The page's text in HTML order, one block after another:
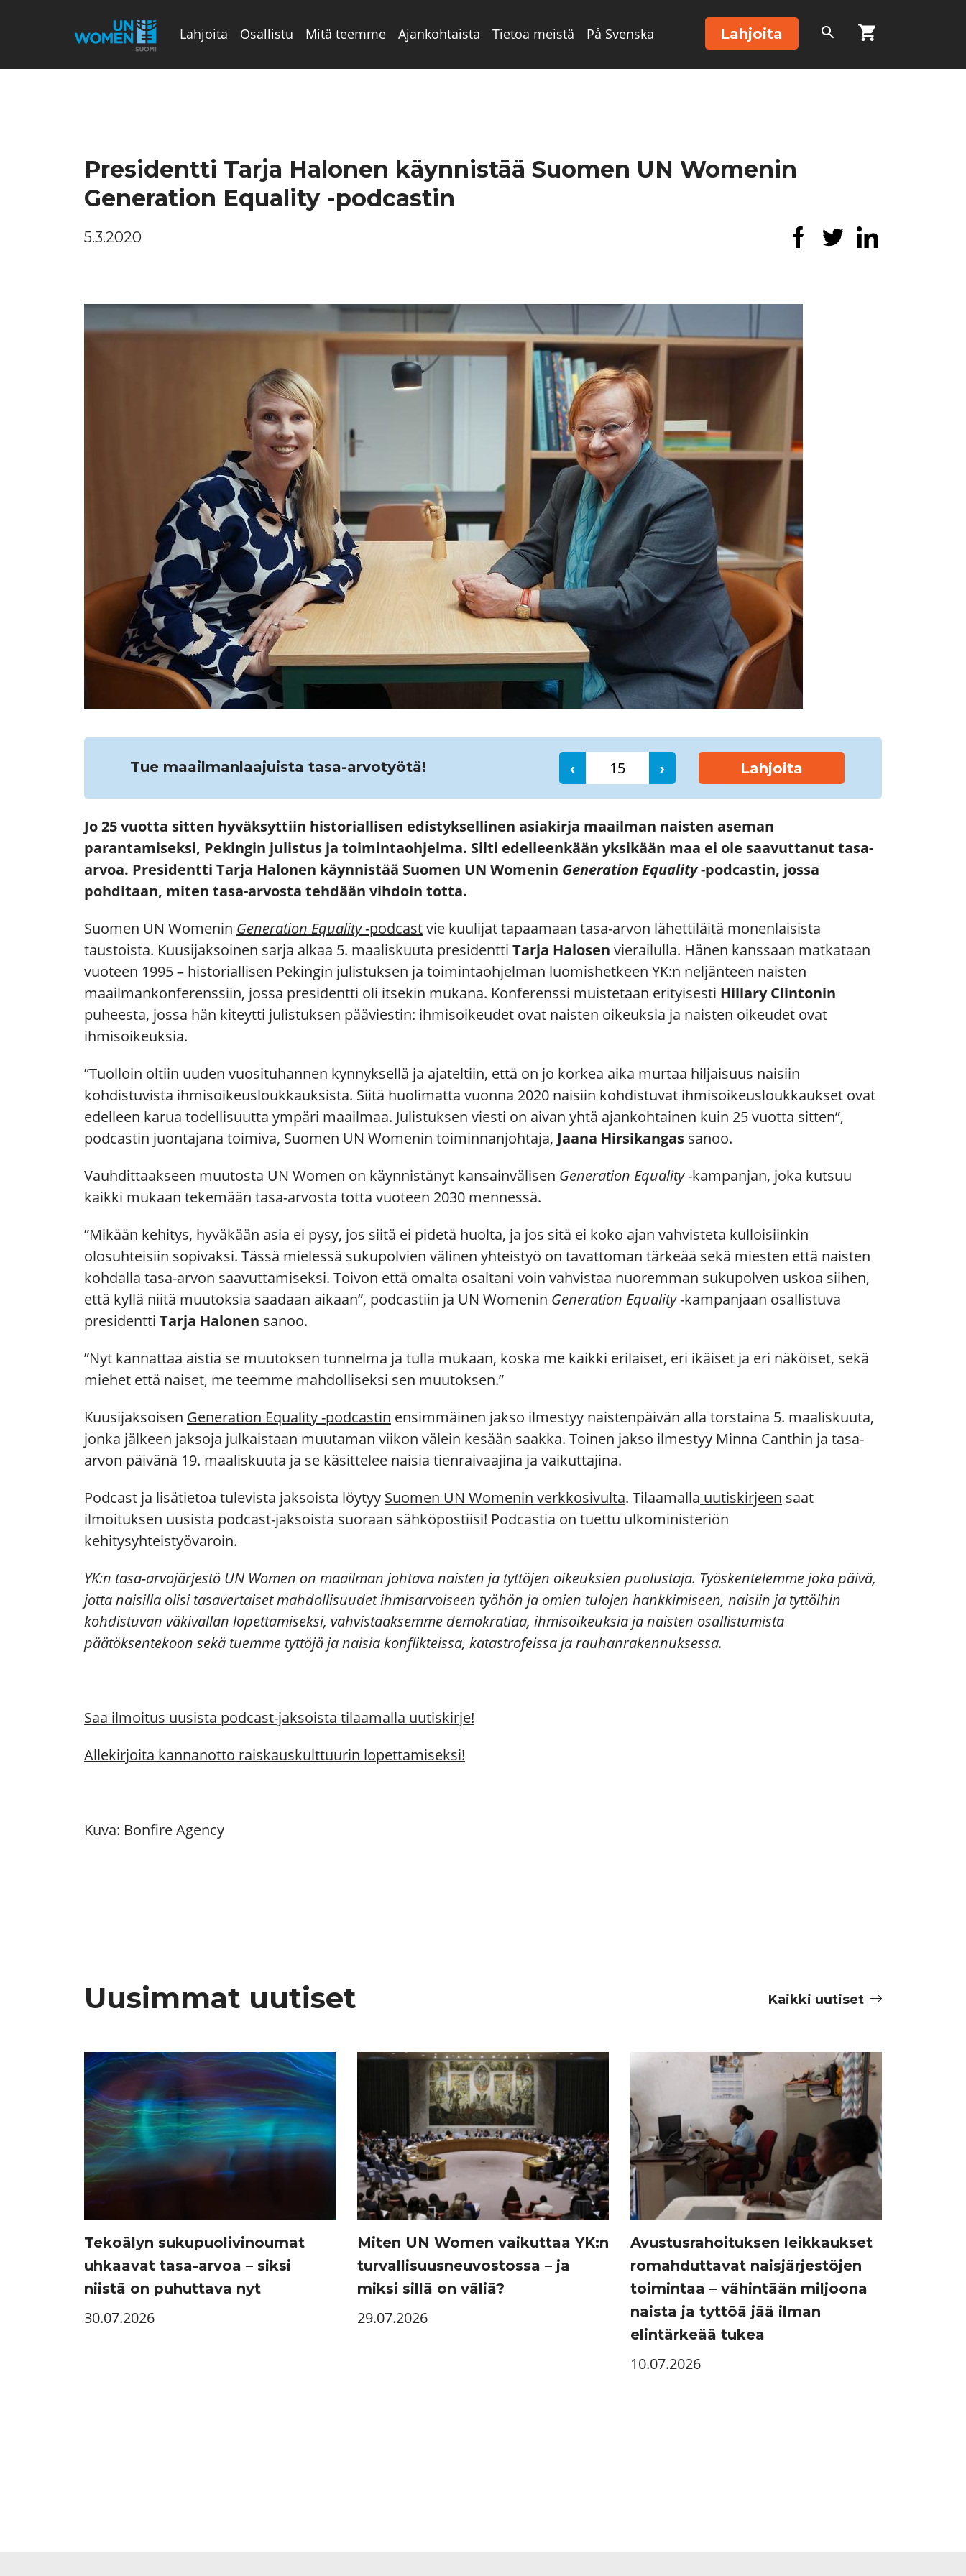
Lahjoita Osallistu Mitä teemme Ajankohtaista Tietoa meistä På Svenska Lahjoita
Presidentti Tarja Halonen käynnistää Suomen UN Womenin
Generation Equality -podcastin
5.3.2020
Tue maailmanlaajuista tasa-arvotyötä! ‹ › Lahjoita
Jo 25 vuotta sitten hyväksyttiin historiallisen edistyksellinen asiakirja maailman naisten aseman
parantamiseksi, Pekingin julistus ja toimintaohjelma. Silti edelleenkään yksikään maa ei ole saavuttanut tasa-
arvoa. Presidentti Tarja Halonen käynnistää Suomen UN Womenin Generation Equality-podcastin, jossa
pohditaan, miten tasa-arvosta tehdään vihdoin totta.
Suomen UN Womenin Generation Equality-podcastvie kuulijat tapaamaan tasa-arvon lähettiläitä monenlaisista
taustoista. Kuusijaksoinen sarja alkaa 5. maaliskuuta presidentti Tarja Halosen vierailulla. Hänen kanssaan matkataan
vuoteen 1995 – historiallisen Pekingin julistuksen ja toimintaohjelman luomishetkeen YK:n neljänteen naisten
maailmankonferenssiin, jossa presidentti oli itsekin mukana. Konferenssi muistetaan erityisesti Hillary Clintonin
puheesta, jossa hän kiteytti julistuksen pääviestin: ihmisoikeudet ovat naisten oikeuksia ja naisten oikeudet ovat
ihmisoikeuksia.
”Tuolloin oltiin uuden vuosituhannen kynnyksellä ja ajateltiin, että on jo korkea aika murtaa hiljaisuus naisiin
kohdistuvista ihmisoikeusloukkauksista. Siitä huolimatta vuonna 2020 naisiin kohdistuvat ihmisoikeusloukkaukset ovat
edelleen karua todellisuutta ympäri maailmaa. Julistuksen viesti on aivan yhtä ajankohtainen kuin 25 vuotta sitten”,
podcastin juontajana toimiva, Suomen UN Womenin toiminnanjohtaja, Jaana Hirsikangas sanoo.
Vauhdittaakseen muutosta UN Women on käynnistänyt kansainvälisen Generation Equality-kampanjan, joka kutsuu
kaikki mukaan tekemään tasa-arvosta totta vuoteen 2030 mennessä.
”Mikään kehitys, hyväkään asia ei pysy, jos siitä ei pidetä huolta, ja jos sitä ei koko ajan vahvisteta kulloisiinkin
olosuhteisiin sopivaksi. Tässä mielessä sukupolvien välinen yhteistyö on tavattoman tärkeää sekä miesten että naisten
kohdalla tasa-arvon saavuttamiseksi. Toivon että omalta osaltani voin vahvistaa nuoremman sukupolven uskoa siihen,
että kyllä niitä muutoksia saadaan aikaan”, podcastiin ja UN Womenin Generation Equality-kampanjaan osallistuva
presidentti Tarja Halonen sanoo.
”Nyt kannattaa aistia se muutoksen tunnelma ja tulla mukaan, koska me kaikki erilaiset, eri ikäiset ja eri näköiset, sekä
miehet että naiset, me teemme mahdolliseksi sen muutoksen.”
Kuusijaksoisen Generation Equality -podcastin ensimmäinen jakso ilmestyy naistenpäivän alla torstaina 5. maaliskuuta,
jonka jälkeen jaksoja julkaistaan muutaman viikon välein kesään saakka. Toinen jakso ilmestyy Minna Canthin ja tasa-
arvon päivänä 19. maaliskuuta ja se käsittelee naisia tienraivaajina ja vaikuttajina.
Podcast ja lisätietoa tulevista jaksoista löytyy Suomen UN Womenin verkkosivulta. Tilaamalla uutiskirjeen saat
ilmoituksen uusista podcast-jaksoista suoraan sähköpostiisi! Podcastia on tuettu ulkoministeriön
kehitysyhteistyövaroin.
YK:n tasa-arvojärjestö UN Women on maailman johtava naisten ja tyttöjen oikeuksien puolustaja. Työskentelemme joka päivä,
jotta naisilla olisi tasavertaiset mahdollisuudet ihmisarvoiseen työhön ja omien tulojen hankkimiseen, naisiin ja tyttöihin
kohdistuvan väkivallan lopettamiseksi, vahvistaaksemme demokratiaa, ihmisoikeuksia ja naisten osallistumista
päätöksentekoon sekä tuemme tyttöjä ja naisia konflikteissa, katastrofeissa ja rauhanrakennuksessa.
Saa ilmoitus uusista podcast-jaksoista tilaamalla uutiskirje!
Allekirjoita kannanotto raiskauskulttuurin lopettamiseksi!
Kuva: Bonfire Agency
Uusimmat uutiset Kaikki uutiset
Tekoälyn sukupuolivinoumat
uhkaavat tasa-arvoa – siksi
niistä on puhuttava nyt
30.07.2026
Miten UN Women vaikuttaa YK:n
turvallisuusneuvostossa – ja
miksi sillä on väliä?
29.07.2026
Avustusrahoituksen leikkaukset
romahduttavat naisjärjestöjen
toimintaa – vähintään miljoona
naista ja tyttöä jää ilman
elintärkeää tukea
10.07.2026